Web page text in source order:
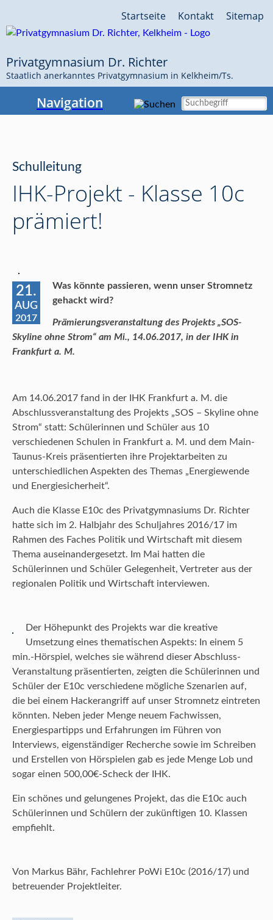
überspringen
Sitemap
Kontakt
Startseite
Privatgymnasium Dr. Richter
Staatlich anerkanntes Privatgymnasium in Kelkheim/Ts.
Navigation
Schulleitung
IHK-Projekt - Klasse 10c
prämiert!
21.
AUG
2017
Was könnte passieren, wenn unser Stromnetz
gehackt wird?
Prämierungsveranstaltung des Projekts „SOS-
Skyline ohne Strom“ am Mi., 14.06.2017, in der IHK in
Frankfurt a. M.
Am 14.06.2017 fand in der IHK Frankfurt a. M. die
Abschlussveranstaltung des Projekts „SOS – Skyline ohne
Strom“ statt: Schülerinnen und Schüler aus 10
verschiedenen Schulen in Frankfurt a. M. und dem Main-
Taunus-Kreis präsentierten ihre Projektarbeiten zu
unterschiedlichen Aspekten des Themas „Energiewende
und Energiesicherheit“.
Auch die Klasse E10c des Privatgymnasiums Dr. Richter
hatte sich im 2. Halbjahr des Schuljahres 2016/17 im
Rahmen des Faches Politik und Wirtschaft mit diesem
Thema auseinandergesetzt. Im Mai hatten die
Schülerinnen und Schüler Gelegenheit, Vertreter aus der
regionalen Politik und Wirtschaft interviewen.
Der Höhepunkt des Projekts war die kreative
Umsetzung eines thematischen Aspekts: In einem 5
min.-Hörspiel, welches sie während dieser Abschluss-
Veranstaltung präsentierten, zeigten die Schülerinnen und
Schüler der E10c verschiedene mögliche Szenarien auf,
die bei einem Hackerangriff auf unser Stromnetz eintreten
könnten. Neben jeder Menge neuem Fachwissen,
Energiespartipps und Erfahrungen im Führen von
Interviews, eigenständiger Recherche sowie im Schreiben
und Erstellen von Hörspielen gab es jede Menge Lob und
sogar einen 500,00€-Scheck der IHK.
Ein schönes und gelungenes Projekt, das die E10c auch
Schülerinnen und Schülern der zukünftigen 10. Klassen
empfiehlt.
Von Markus Bähr, Fachlehrer PoWi E10c (2016/17) und
betreuender Projektleiter.